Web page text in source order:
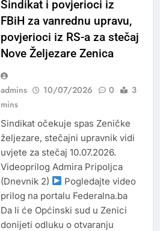
Sindikat i povjerioci iz
FBiH za vanrednu upravu,
povjerioci iz RS-a za stečaj
Nove Željezare Zenica
admins 10/07/2026 0
3
mins
Sindikat očekuje spas Zeničke
željezare, stečajni upravnik vidi
uvjete za stečaj 10.07.2026.
Videoprilog Admira Pripoljca
(Dnevnik 2)
Pogledajte video
prilog na portalu Federalna.ba
Da li će Općinski sud u Zenici
donijeti odluku o otvaranju